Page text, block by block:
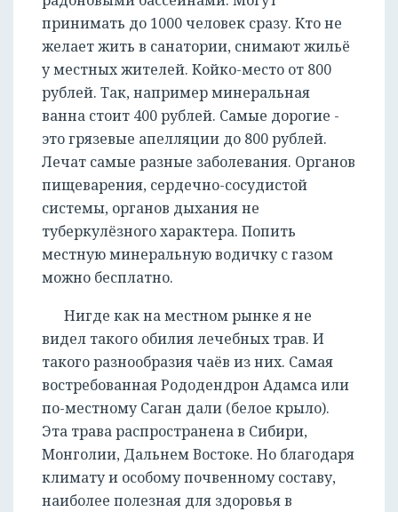
принимать до 1000 человек сразу. Кто не
желает жить в санатории, снимают жильё
у местных жителей. Койко-место от 800
рублей. Так, например минеральная
ванна стоит 400 рублей. Самые дорогие -
это грязевые апелляции до 800 рублей.
Лечат самые разные заболевания. Органов
пищеварения, сердечно-сосудистой
системы, органов дыхания не
туберкулёзного характера. Попить
местную минеральную водичку с газом
можно бесплатно.
Нигде как на местном рынке я не
видел такого обилия лечебных трав. И
такого разнообразия чаёв из них. Самая
востребованная Рододендрон Адамса или
по-местному Саган дали (белое крыло).
Эта трава распространена в Сибири,
Монголии, Дальнем Востоке. Но благодаря
климату и особому почвенному составу,
наиболее полезная для здоровья в